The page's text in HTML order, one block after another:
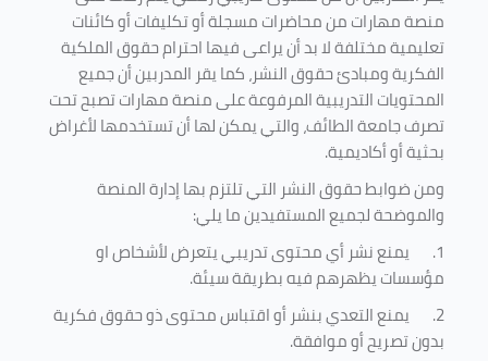
منصة مهارات من محاضرات مسجلة أو تكليفات أو كائنات
تعليمية مختلفة لا بد أن يراعى فيها احترام حقوق الملكية
الفكرية ومبادئ حقوق النشر، كما يقر المدربين أن جميع
المحتويات التدريبية المرفوعة على منصة مهارات تصبح تحت
تصرف جامعة الطائف، والتي يمكن لها أن تستخدمها لأغراض
بحثية أو أكاديمية.
ومن ضوابط حقوق النشر التي تلتزم بها إدارة المنصة
والموضحة لجميع المستفيدين ما يلي:
1.
يمنع نشر أي محتوى تدريبي يتعرض لأشخاص او
مؤسسات يظهرهم فيه بطريقة سيئة.
2.
يمنع التعدي بنشر أو اقتباس محتوى ذو حقوق فكرية
بدون تصريح أو موافقة.